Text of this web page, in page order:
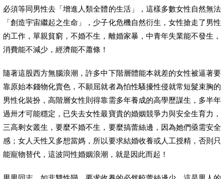
必須等同男性去「增進人類全體的生活」，這樣多數女性自然無法
「創造宇宙繼起之生命」，少子化危機自然衍生，女性搶走了男性
的工作，單親貧窮，不婚不生，離婚家暴，中青年失業能不發生，
消費能不減少，經濟能不蕭條！
隨著這股西方無腦浪潮，許多中下階層體能本就差的女性被逼著要
靠原始本錢物化賣色，不願屈就者為怕性騷擾性侵就常短髮束胸的
男性化裝扮，高階層女性則得靠需多年養成的高學歷謀生，多半年
過卅才可能穩定，已失去女性最寶貴的婚姻競爭力與安全生育力，
三高剩女叢生，要麼不婚不生，要麼搞蕾絲邊，因為她們亟需安全
感；女人天性又多想當媽，所以要求結婚收養或人工授精，否則只
能寵物替代，這波同性婚姻浪潮，就是因此而起！